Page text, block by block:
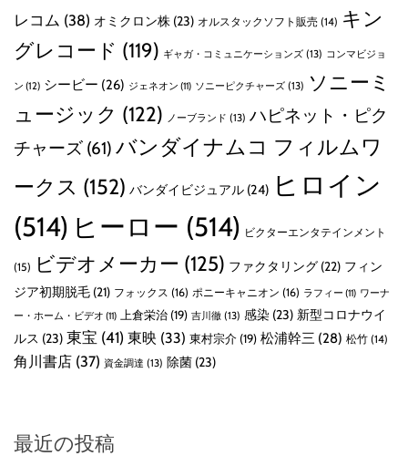
レコム (38) オミクロン株 (23) オルスタックソフト販売 (14) キン
グレコード (119) ギャガ・コミュニケーションズ (13) コンマビジョ
ン (12) シービー (26) ジェネオン (11) ソニーピクチャーズ (13) ソニーミ
ュージック (122) ノーブランド (13) ハピネット・ピク
チャーズ (61) バンダイナムコ フィルムワ
ークス (152) バンダイビジュアル (24) ヒロイン
(514) ヒーロー (514) ビクターエンタテインメント
(15) ビデオメーカー (125) ファクタリング (22) フィン
ジア初期脱毛 (21) フォックス (16) ポニーキャニオン (16) ラフィー (11) ワーナ
ー・ホーム・ビデオ (11) 上倉栄治 (19) 吉川徹 (13) 感染 (23) 新型コロナウイ
ルス (23) 東宝 (41) 東映 (33) 東村宗介 (19) 松浦幹三 (28) 松竹 (14)
角川書店 (37) 資金調達 (13) 除菌 (23)
最近の投稿